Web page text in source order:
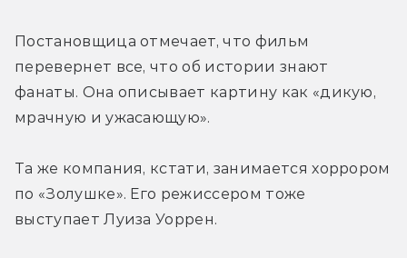
Постановщица отмечает, что фильм
перевернет все, что об истории знают
фанаты. Она описывает картину как «дикую,
мрачную и ужасающую».
Та же компания, кстати, занимается хоррором
по «Золушке». Его режиссером тоже
выступает Луиза Уоррен.